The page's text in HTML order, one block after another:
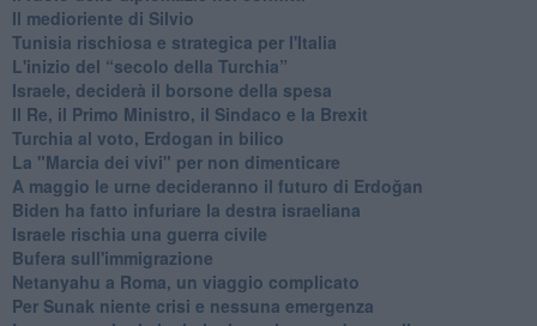
Il medioriente di Silvio
Tunisia rischiosa e strategica per l'Italia
L'inizio del “secolo della Turchia”
Israele, deciderà il borsone della spesa
Il Re, il Primo Ministro, il Sindaco e la Brexit
Turchia al voto, Erdogan in bilico
La "Marcia dei vivi" per non dimenticare
A maggio le urne decideranno il futuro di Erdoğan
Biden ha fatto infuriare la destra israeliana
Israele rischia una guerra civile
Bufera sull'immigrazione
Netanyahu a Roma, un viaggio complicato
Per Sunak niente crisi e nessuna emergenza